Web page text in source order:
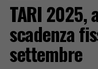
TARI 2025,
scadenza
settembre